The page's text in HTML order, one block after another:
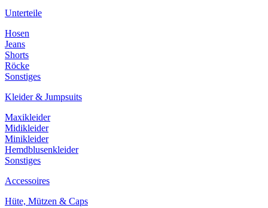
Unterteile
Hosen
Jeans
Shorts
Röcke
Sonstiges
Kleider & Jumpsuits
Maxikleider
Midikleider
Minikleider
Hemdblusenkleider
Sonstiges
Accessoires
Hüte, Mützen & Caps